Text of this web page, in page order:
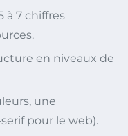
à 7 chiffres
en niveaux de
une
pour le web).